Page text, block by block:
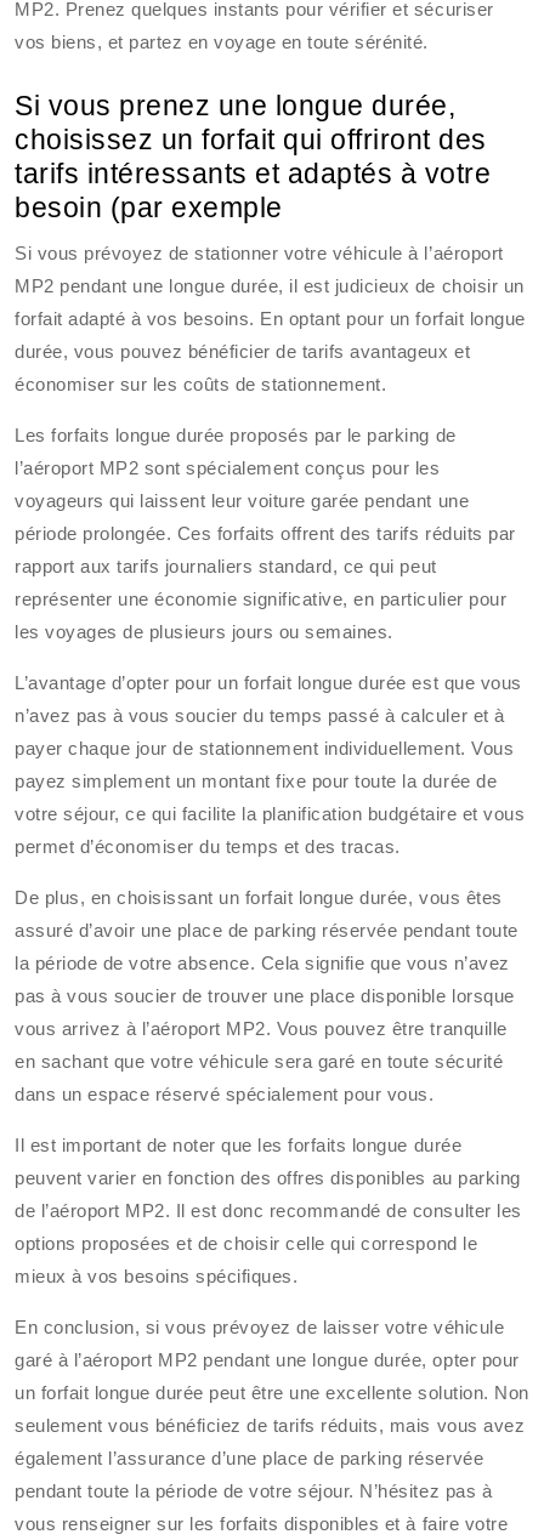
MP2. Prenez quelques instants pour vérifier et sécuriser
vos biens, et partez en voyage en toute sérénité.
Si vous prenez une longue durée,
choisissez un forfait qui offriront des
tarifs intéressants et adaptés à votre
besoin (par exemple
Si vous prévoyez de stationner votre véhicule à l’aéroport
MP2 pendant une longue durée, il est judicieux de choisir un
forfait adapté à vos besoins. En optant pour un forfait longue
durée, vous pouvez bénéficier de tarifs avantageux et
économiser sur les coûts de stationnement.
Les forfaits longue durée proposés par le parking de
l’aéroport MP2 sont spécialement conçus pour les
voyageurs qui laissent leur voiture garée pendant une
période prolongée. Ces forfaits offrent des tarifs réduits par
rapport aux tarifs journaliers standard, ce qui peut
représenter une économie significative, en particulier pour
les voyages de plusieurs jours ou semaines.
L’avantage d’opter pour un forfait longue durée est que vous
n’avez pas à vous soucier du temps passé à calculer et à
payer chaque jour de stationnement individuellement. Vous
payez simplement un montant fixe pour toute la durée de
votre séjour, ce qui facilite la planification budgétaire et vous
permet d’économiser du temps et des tracas.
De plus, en choisissant un forfait longue durée, vous êtes
assuré d’avoir une place de parking réservée pendant toute
la période de votre absence. Cela signifie que vous n’avez
pas à vous soucier de trouver une place disponible lorsque
vous arrivez à l’aéroport MP2. Vous pouvez être tranquille
en sachant que votre véhicule sera garé en toute sécurité
dans un espace réservé spécialement pour vous.
Il est important de noter que les forfaits longue durée
peuvent varier en fonction des offres disponibles au parking
de l’aéroport MP2. Il est donc recommandé de consulter les
options proposées et de choisir celle qui correspond le
mieux à vos besoins spécifiques.
En conclusion, si vous prévoyez de laisser votre véhicule
garé à l’aéroport MP2 pendant une longue durée, opter pour
un forfait longue durée peut être une excellente solution. Non
seulement vous bénéficiez de tarifs réduits, mais vous avez
également l’assurance d’une place de parking réservée
pendant toute la période de votre séjour. N’hésitez pas à
vous renseigner sur les forfaits disponibles et à faire votre